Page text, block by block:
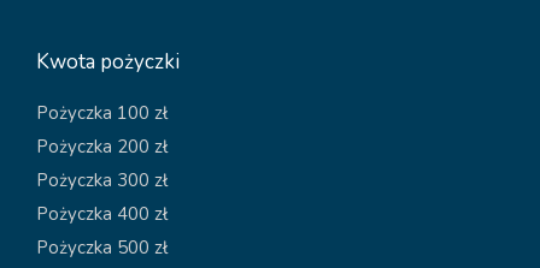
Kwota pożyczki
Pożyczka 100 zł
Pożyczka 200 zł
Pożyczka 300 zł
Pożyczka 400 zł
Pożyczka 500 zł